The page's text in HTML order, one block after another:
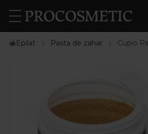
🍯Epilat Pasta de zahar Cupio